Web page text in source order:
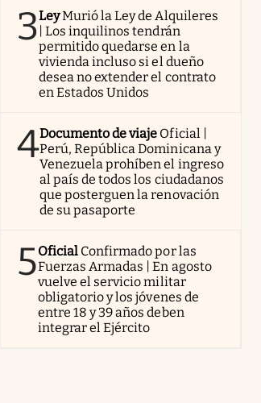
3LeyMurió la Ley de Alquileres
| Los inquilinos tendrán
permitido quedarse en la
vivienda incluso si el dueño
desea no extender el contrato
en Estados Unidos
4Documento de viaje Oficial |
Perú, República Dominicana y
Venezuela prohíben el ingreso
al país de todos los ciudadanos
que posterguen la renovación
de su pasaporte
5Oficial Confirmado por las
Fuerzas Armadas | En agosto
vuelve el servicio militar
obligatorio y los jóvenes de
entre 18 y 39 años deben
integrar el Ejército